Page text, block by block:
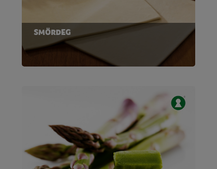
SMÖRDEG